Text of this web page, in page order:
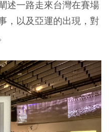
述一路走來台灣在賽場
，以及亞運的出現，對